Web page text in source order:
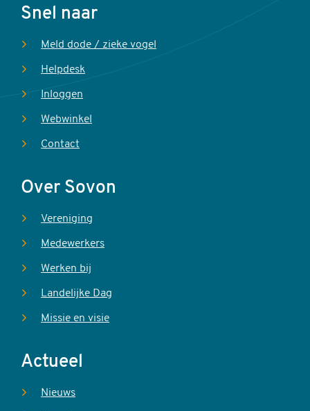
Voet
Snel naar
Meld dode / zieke vogel
Helpdesk
Inloggen
Webwinkel
Contact
Over Sovon
Vereniging
Medewerkers
Werken bij
Landelijke Dag
Missie en visie
Actueel
Nieuws